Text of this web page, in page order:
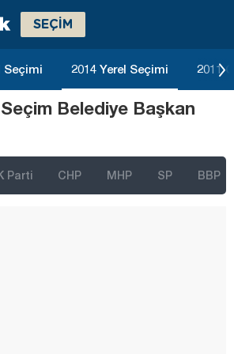
SEÇİM
Seçimi 2014 Yerel Seçimi 2011
Belediye Başkan
Parti CHP MHP SP BBP